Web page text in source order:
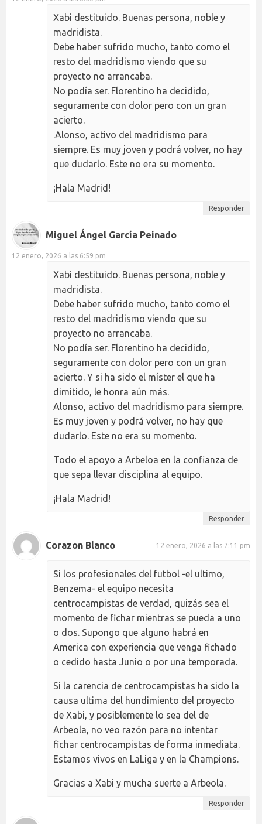
Xabi destituido. Buenas persona, noble y
madridista.
Debe haber sufrido mucho, tanto como el
resto del madridismo viendo que su
proyecto no arrancaba.
No podía ser. Florentino ha decidido,
seguramente con dolor pero con un gran
acierto.
.Alonso, activo del madridismo para
siempre. Es muy joven y podrá volver, no hay
que dudarlo. Este no era su momento.
¡Hala Madrid!
Responder
Miguel Ángel García Peinado
12 enero, 2026 a las 6:59 pm
Xabi destituido. Buenas persona, noble y
madridista.
Debe haber sufrido mucho, tanto como el
resto del madridismo viendo que su
proyecto no arrancaba.
No podía ser. Florentino ha decidido,
seguramente con dolor pero con un gran
acierto. Y si ha sido el míster el que ha
dimitido, le honra aún más.
Alonso, activo del madridismo para siempre.
Es muy joven y podrá volver, no hay que
dudarlo. Este no era su momento.
Todo el apoyo a Arbeloa en la confianza de
que sepa llevar disciplina al equipo.
¡Hala Madrid!
Responder
Corazon Blanco 12 enero, 2026 a las 7:11 pm
Si los profesionales del futbol -el ultimo,
Benzema- el equipo necesita
centrocampistas de verdad, quizás sea el
momento de fichar mientras se pueda a uno
o dos. Supongo que alguno habrá en
America con experiencia que venga fichado
o cedido hasta Junio o por una temporada.
Si la carencia de centrocampistas ha sido la
causa ultima del hundimiento del proyecto
de Xabi, y posiblemente lo sea del de
Arbeola, no veo razón para no intentar
fichar centrocampistas de forma inmediata.
Estamos vivos en LaLiga y en la Champions.
Gracias a Xabi y mucha suerte a Arbeola.
Responder